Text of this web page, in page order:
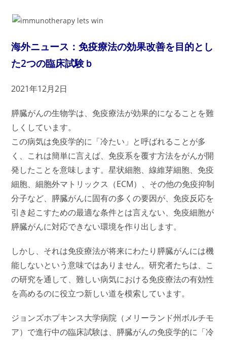
海外ニュース：免疫療法の効果改善を目的とし
た2つの臨床試験ｂ
2021年12月2日
膵臓がんの生物学は、免疫療法が効果的になることを難
しくしています。
この病気は免疫学的に「冷たい」と呼ばれることが多
く、これは簡単に言えば、免疫系を覆す方法をがんが開
発したことを意味します。星状細胞、線維芽細胞、免疫
細胞、細胞外マトリックス（ECM）、その他の免疫抑制
分子など、膵臓がんに固有の多くの要因が、免疫反応を
引き起こすための最適な条件とは言えない、免疫細胞が
膵臓がんに対応できない環境を作り出します。
しかし、それは免疫療法が将来にわたり膵臓がんには機
能しないという意味ではありません。研究者たちは、こ
の研究を通して、難しい病気における免疫療法の有効性
を高めるのに役立つ新しい道を模索しています。
ジョンズホプキンス大学病院（メリーランド州ボルチモ
ア）で進行中の臨床試験は、膵臓がんの免疫学的に「冷